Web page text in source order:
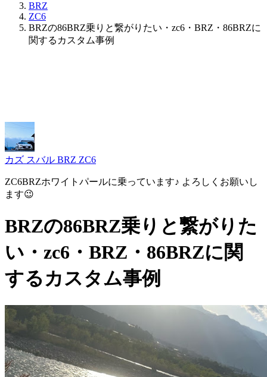
BRZ
ZC6
BRZの86BRZ乗りと繋がりたい・zc6・BRZ・86BRZに
関するカスタム事例
カズ スバル BRZ ZC6
ZC6BRZホワイトパールに乗っています♪ よろしくお願いし
ます😉
BRZの86BRZ乗りと繋がりた
い・zc6・BRZ・86BRZに関
するカスタム事例